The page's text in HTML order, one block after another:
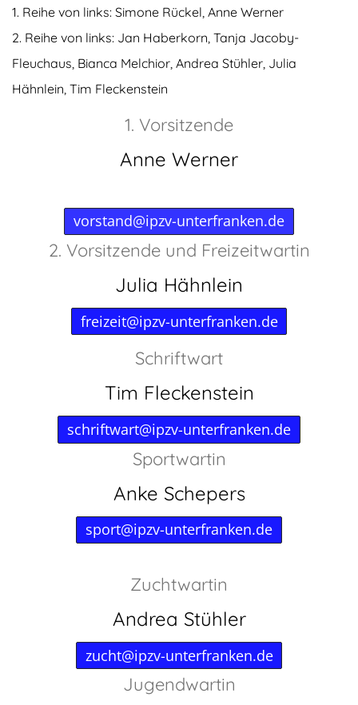
1. Reihe von links: Simone Rückel, Anne Werner
2. Reihe von links: Jan Haberkorn, Tanja Jacoby-
Fleuchaus, Bianca Melchior, Andrea Stühler, Julia
Hähnlein, Tim Fleckenstein
1. Vorsitzende
Anne Werner
vorstand@ipzv-unterfranken.de
2. Vorsitzende und Freizeitwartin
Julia Hähnlein
freizeit@ipzv-unterfranken.de
Schriftwart
Tim Fleckenstein
schriftwart@ipzv-unterfranken.de
Sportwartin
Anke Schepers
sport@ipzv-unterfranken.de
Zuchtwartin
Andrea Stühler
zucht@ipzv-unterfranken.de
Jugendwartin